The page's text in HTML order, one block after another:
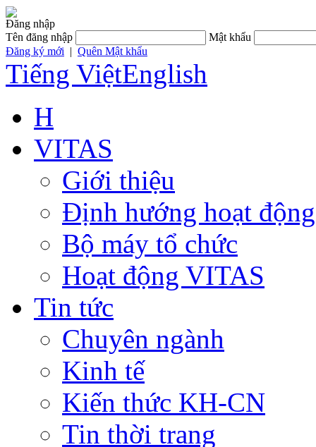
Đăng nhập
Tên đăng nhập
Mật khẩu
Đăng ký mới | Quên Mật khẩu
Tiếng ViệtEnglish
H
VITAS
Giới thiệu
Định hướng hoạt động
Bộ máy tổ chức
Hoạt động VITAS
Tin tức
Chuyên ngành
Kinh tế
Kiến thức KH-CN
Tin thời trang